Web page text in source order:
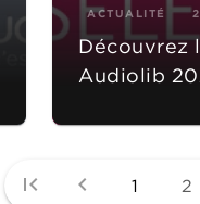
ACTUALITÉ
Découvrez
Audiolib
first_page chevron_left 1 2